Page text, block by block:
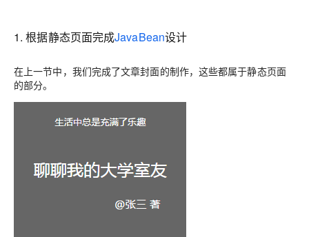
1. 根据静态页面完成JavaBean设计
在上一节中，我们完成了文章封面的制作，这些都属于静态页面
的部分。